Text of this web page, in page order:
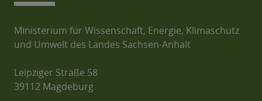
Ministerium für Wissenschaft, Energie, Klimaschutz
und Umwelt des Landes Sachsen-Anhalt
Leipziger Straße 58
39112 Magdeburg